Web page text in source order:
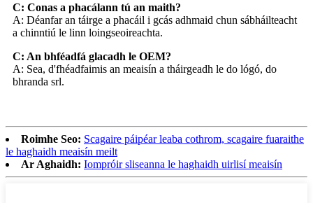
C: Conas a phacálann tú an maith?
A: Déanfar an táirge a phacáil i gcás adhmaid chun sábháilteacht
a chinntiú le linn loingseoireachta.
C: An bhféadfá glacadh le OEM?
A: Sea, d'fhéadfaimis an meaisín a tháirgeadh le do lógó, do
bhranda srl.
Roimhe Seo: Scagaire páipéar leaba cothrom, scagaire fuaraithe
le haghaidh meaisín meilt
Ar Aghaidh: Iompróir sliseanna le haghaidh uirlisí meaisín